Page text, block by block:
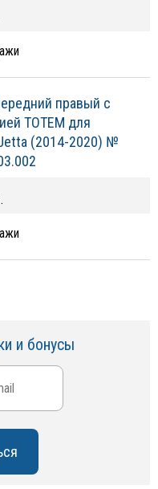
правый с
TOTEM для
(2014-2020) №
и бонусы